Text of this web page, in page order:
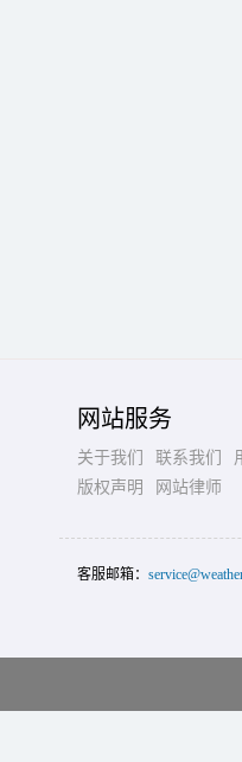
网站服务
关于我们 联系我们
版权声明
网站律师
客服邮箱：